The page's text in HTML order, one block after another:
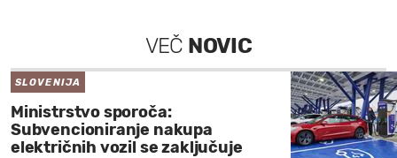
VEČ NOVIC
SLOVENIJA
Ministrstvo sporoča:
Subvencioniranje nakupa
električnih vozil se zaključuje